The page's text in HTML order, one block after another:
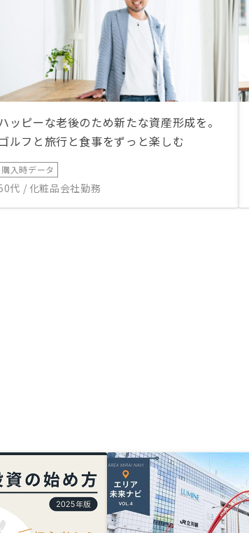
ッピーな老後のため新たな資産形成を。
ゴルフと旅行と食事をずっと楽しむ
購入時データ
代 / 化粧品会社勤務